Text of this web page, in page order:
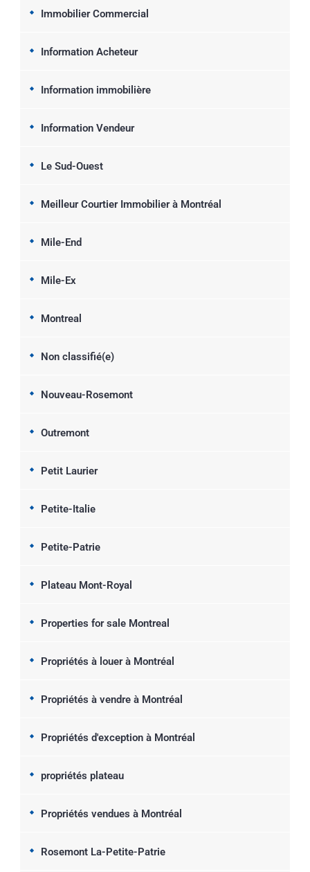
Immobilier Commercial
Information Acheteur
Information immobilière
Information Vendeur
Le Sud-Ouest
Meilleur Courtier Immobilier à Montréal
Mile-End
Mile-Ex
Montreal
Non classifié(e)
Nouveau-Rosemont
Outremont
Petit Laurier
Petite-Italie
Petite-Patrie
Plateau Mont-Royal
Properties for sale Montreal
Propriétés à louer à Montréal
Propriétés à vendre à Montréal
Propriétés d'exception à Montréal
propriétés plateau
Propriétés vendues à Montréal
Rosemont La-Petite-Patrie